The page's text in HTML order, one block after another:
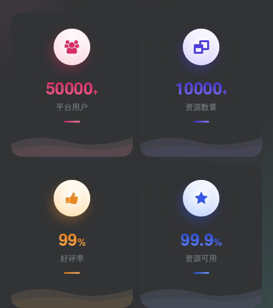
50000+
平台用户
10000+
资源数量
99%
好评率
99.9%
资源可用